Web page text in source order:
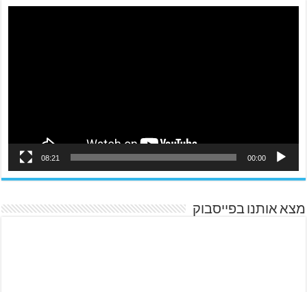
00:00
08:21
מצא אותנו בפייסבוק